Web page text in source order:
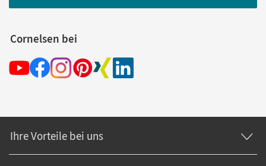
Cornelsen bei
Ihre Vorteile bei uns